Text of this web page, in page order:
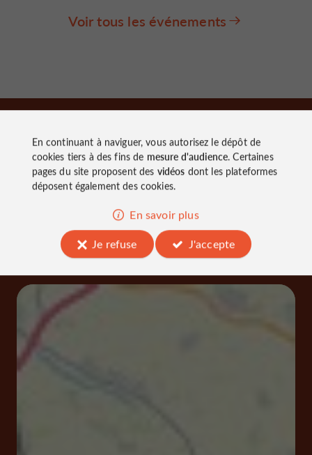
Voir tous les événements
À découvrir
aux
alentours
Découvrir S'informer Se loger
En continuant à naviguer, vous autorisez le dépôt de
cookies tiers à des fins de mesure d'audience. Certaines
pages du site proposent des vidéos dont les plateformes
déposent également des cookies.
En savoir plus
Je refuse
J'accepte